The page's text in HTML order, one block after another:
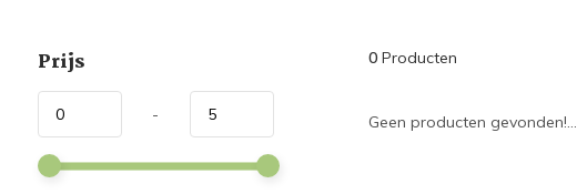
Prijs
-
0Producten
Geen producten gevonden!...